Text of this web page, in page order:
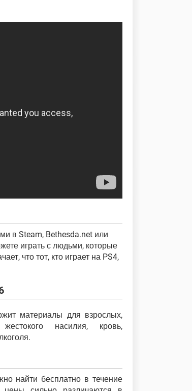
в Steam, Bethesda.net или
играть с людьми, которые
что тот, кто играет на PS4,
материалы для взрослых,
насилия, кровь,
найти бесплатно в течение